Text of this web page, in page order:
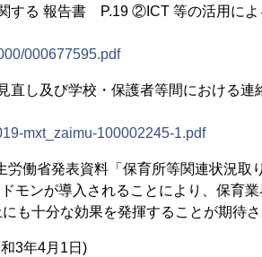
る 報告書 P.19 ②ICT 等の活用によ
000677595.pdf
し及び学校・保護者等間における連
mxt_zaimu-100002245-1.pdf
労働省発表資料「保育所等関連状況
モンが導入されることにより、保育
も十分な効果を発揮することが期待さ
3年4月1日)